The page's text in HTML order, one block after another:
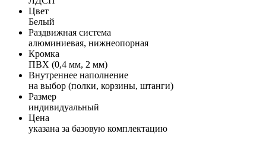
Цвет
Белый
Раздвижная система
алюминиевая, нижнеопорная
Кромка
ПВХ (0,4 мм, 2 мм)
Внутреннее наполнение
на выбор (полки, корзины, штанги)
Размер
индивидуальный
Цена
указана за базовую комплектацию